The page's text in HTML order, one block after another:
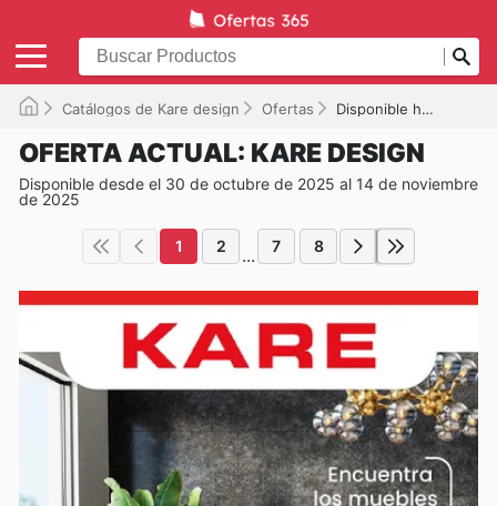
Catálogos de Kare design Ofertas Disponible hasta el 14/11/2025
OFERTA ACTUAL: KARE DESIGN
Disponible desde el 30 de octubre de 2025 al 14 de noviembre
de 2025
1 2 ... 7 8